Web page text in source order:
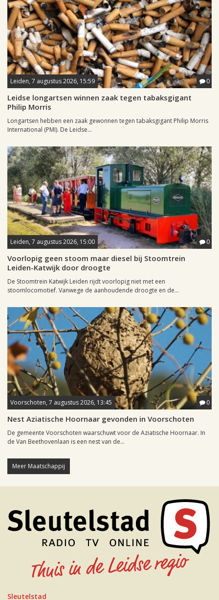
Leiden, 7 augustus 2026, 15:59 0
Leidse longartsen winnen zaak tegen tabaksgigant
Philip Morris
Longartsen hebben een zaak gewonnen tegen tabaksgigant Philip Morris
International (PMI). De Leidse...
Leiden, 7 augustus 2026, 15:00 0
Voorlopig geen stoom maar diesel bij Stoomtrein
Leiden-Katwijk door droogte
De Stoomtrein Katwijk Leiden rijdt voorlopig niet met een
stoomlocomotief. Vanwege de aanhoudende droogte en de...
Voorschoten, 7 augustus 2026, 13:45 0
Nest Aziatische Hoornaar gevonden in Voorschoten
De gemeente Voorschoten waarschuwt voor de Aziatische Hoornaar. In
de Van Beethovenlaan is een nest van de...
Meer Maatschappij
Sleutelstad